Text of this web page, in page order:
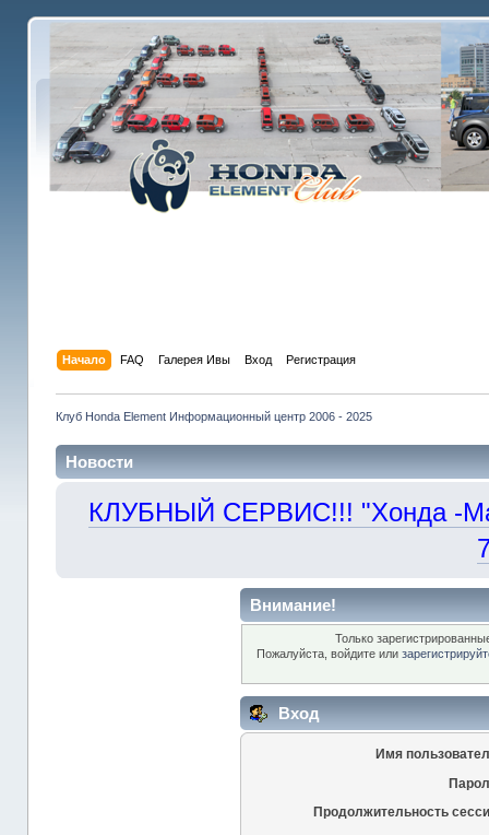
Начало FAQ Галерея Ивы Вход Регистрация
Клуб Honda Element Информационный центр 2006 - 2025
Новости
КЛУБНЫЙ СЕРВИС!!! "Хонда -
Внимание!
Только
Пожалуйста, войдите или
Вход
Имя
Продолжительность